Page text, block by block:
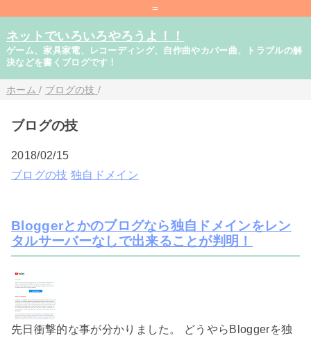
=
ネットでいろいろやろうよ！！
ゲーム、家具家電、レコーディング、自作曲やカバー曲、トラブルの解
決などを書くブログです！
ホーム / ブログの技 /
ブログの技
2018/02/15
ブログの技 独自ドメイン
Bloggerとかのブログなら独自ドメインをレン
タルサーバーなしで出来ることが判明！
先日衝撃的な事が分かりました。 どうやらBloggerを独